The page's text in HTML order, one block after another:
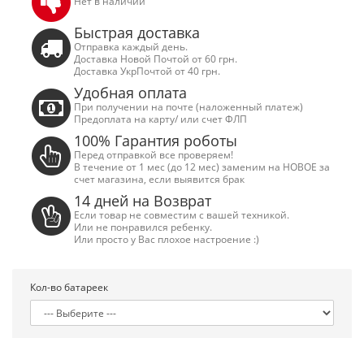
Быстрая доставка
Отправка каждый день.
Доставка Новой Почтой от 60 грн.
Доставка УкрПочтой от 40 грн.
Удобная оплата
При получении на почте (наложенный платеж)
Предоплата на карту/ или счет ФЛП
100% Гарантия роботы
Перед отправкой все проверяем!
В течение от 1 мес (до 12 мес) заменим на НОВОЕ за
счет магазина, если выявится брак
14 дней на Возврат
Если товар не совместим с вашей техникой.
Или не понравился ребенку.
Или просто у Вас плохое настроение :)
Кол-во батареек